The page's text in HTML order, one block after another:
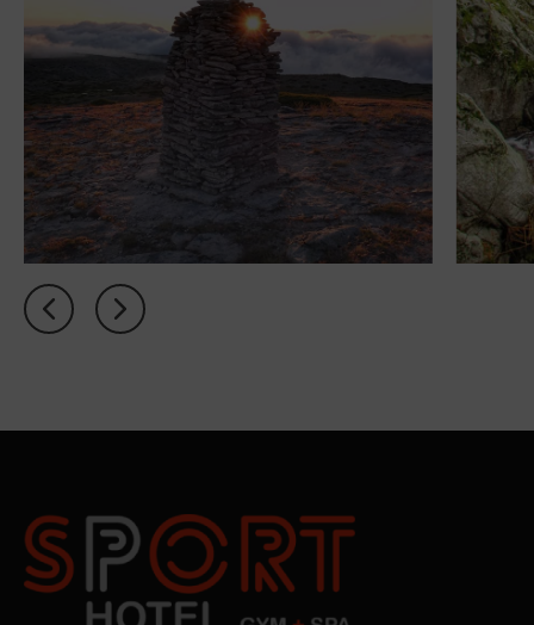
PT
FR
EN
ES
Accueil
Concept
Chambres
Spa Relax
et
Réparation